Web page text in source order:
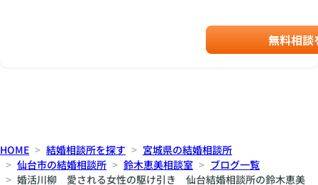
無料相談
HOME 結婚相談所を探す
宮城県の結婚相談所
仙台市の結婚相談所
鈴木恵美相談室
ブログ一覧
婚活川柳 愛される女性の駆け引き 仙台結婚相談所の鈴木恵美